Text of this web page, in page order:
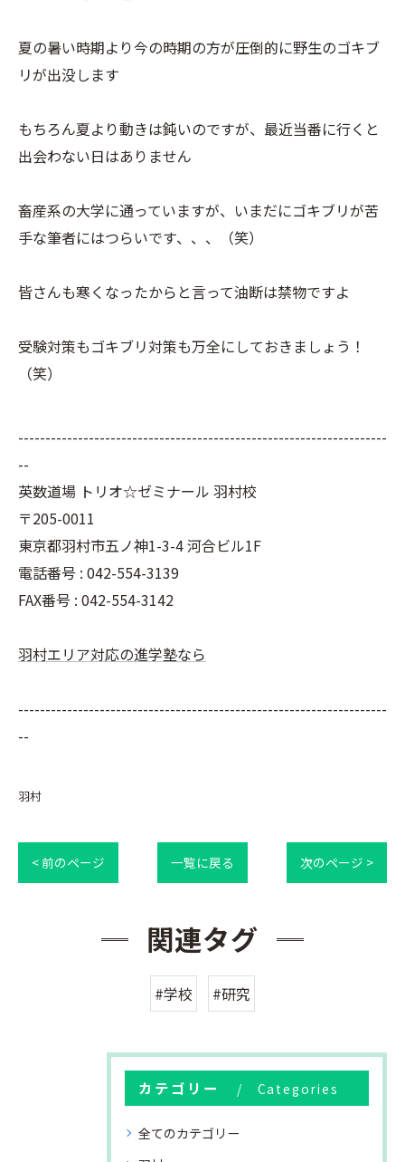
夏の暑い時期より今の時期の方が圧倒的に野生のゴキブ
リが出没します
もちろん夏より動きは鈍いのですが、最近当番に行くと
出会わない日はありません
畜産系の大学に通っていますが、いまだにゴキブリが苦
手な筆者にはつらいです、、、（笑）
皆さんも寒くなったからと言って油断は禁物ですよ
受験対策もゴキブリ対策も万全にしておきましょう！
（笑）
--------------------------------------------------------------------
--
英数道場 トリオ☆ゼミナール 羽村校
〒205-0011
東京都羽村市五ノ神1-3-4 河合ビル1F
電話番号 : 042-554-3139
FAX番号 : 042-554-3142
羽村エリア対応の進学塾なら
--------------------------------------------------------------------
--
羽村
< 前のページ 一覧に戻る 次のページ >
関連タグ
#学校 #研究
カテゴリー Categories
全てのカテゴリー